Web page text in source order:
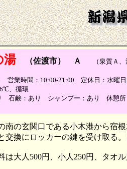
湯 （佐渡市） Ａ （泉質Ａ
営業時間：10:00-21:00 定休日：水曜日
、循環
石鹸：あり シャンプー：あり 休憩所
南の玄関口である小木港から宿
交換にロッカーの鍵を受け取る
は大人500円、小人250円、タオル